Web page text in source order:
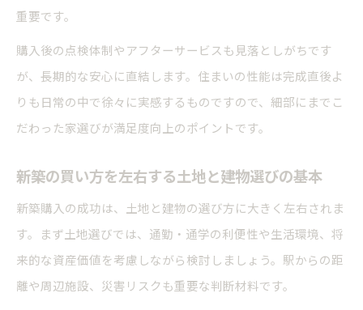
重要です。
購入後の点検体制やアフターサービスも見落としがちです
が、長期的な安心に直結します。住まいの性能は完成直後よ
りも日常の中で徐々に実感するものですので、細部にまでこ
だわった家選びが満足度向上のポイントです。
新築の買い方を左右する土地と建物選びの基本
新築購入の成功は、土地と建物の選び方に大きく左右されま
す。まず土地選びでは、通勤・通学の利便性や生活環境、将
来的な資産価値を考慮しながら検討しましょう。駅からの距
離や周辺施設、災害リスクも重要な判断材料です。